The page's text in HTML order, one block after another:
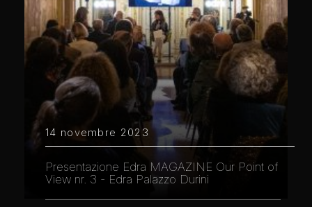
14 novembre 2023
Presentazione Edra MAGAZINE Our Point of
View nr. 3 - Edra Palazzo Durini